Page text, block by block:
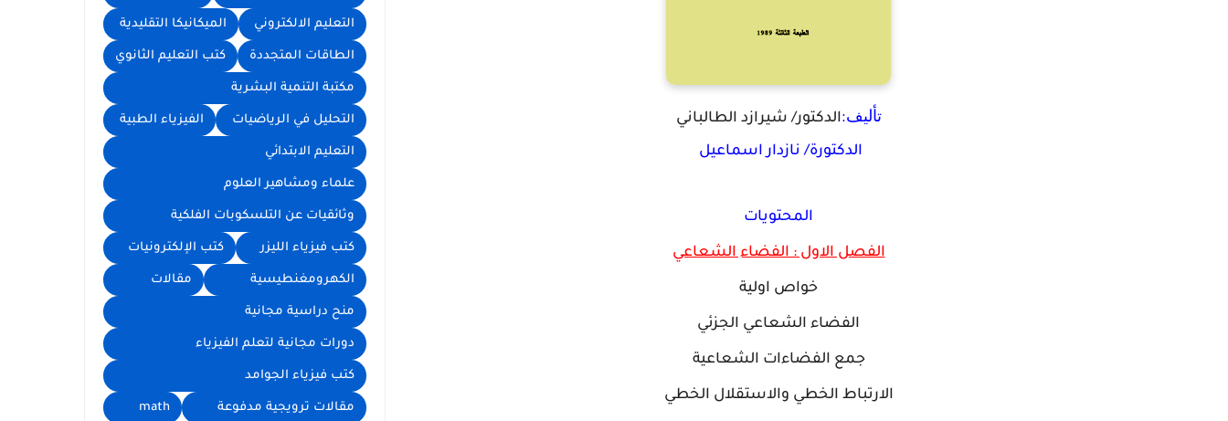
تأليف:الدكتور/ شيرازد الطالباني
الدكتورة/ نازدار اسماعيل
المحتويات
الفصل الاول : الفضاء الشعاعي
خواص اولية
الفضاء الشعاعي الجزئي
جمع الفضاءات الشعاعية
الارتباط الخطي والاستقلال الخطي
التعليم الالكتروني الميكانيكا التقليدية
الطاقات المتجددة كتب التعليم الثانوي
مكتبة التنمية البشرية
التحليل في الرياضيات الفيزياء الطبية
التعليم الابتدائي
علماء ومشاهير العلوم
وثائقيات عن التلسكوبات الفلكية
كتب فيزياء الليزر كتب الإلكترونيات
الكهرومغنطيسية مقالات
منح دراسية مجانية
دورات مجانية لتعلم الفيزياء
كتب فيزياء الجوامد
مقالات ترويجية مدفوعة math